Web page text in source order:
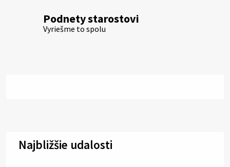
Podnety starostovi
Vyriešme to spolu
Najbližšie udalosti